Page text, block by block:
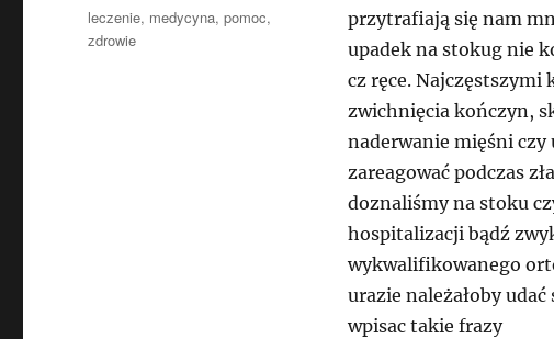
przytrafiają się nam
upadek na stokug nie
cz ręce. Najczęstszymi
zwichnięcia kończyn,
naderwanie mięśni czy
zareagować podczas
doznaliśmy na stoku
hospitalizacji bądź
wykwalifikowanego
urazie należałoby
wpisac takie frazy
Tagi
leczenie, medycyna,pomoc,
zdrowie